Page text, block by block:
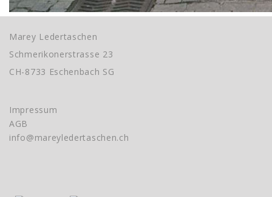
Marey Ledertaschen
Schmerikonerstrasse 23
CH-8733 Eschenbach SG
Impressum
AGB
info@mareyledertaschen.ch